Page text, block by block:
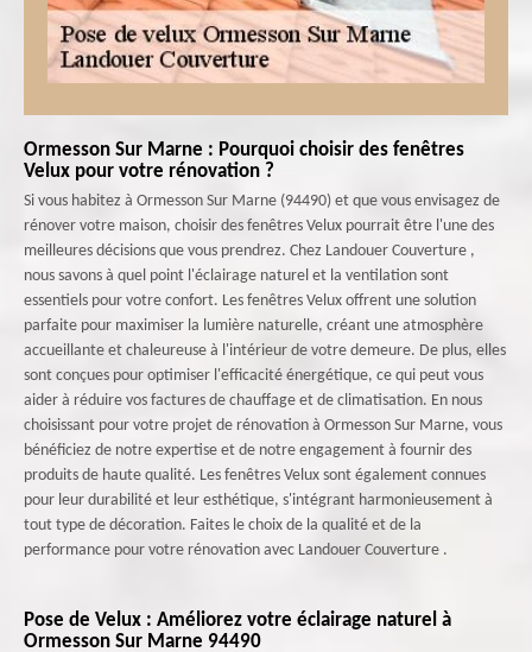
Ormesson Sur Marne : Pourquoi choisir des fenêtres
Velux pour votre rénovation ?
Si vous habitez à Ormesson Sur Marne (94490) et que vous envisagez de
rénover votre maison, choisir des fenêtres Velux pourrait être l'une des
meilleures décisions que vous prendrez. Chez Landouer Couverture ,
nous savons à quel point l'éclairage naturel et la ventilation sont
essentiels pour votre confort. Les fenêtres Velux offrent une solution
parfaite pour maximiser la lumière naturelle, créant une atmosphère
accueillante et chaleureuse à l'intérieur de votre demeure. De plus, elles
sont conçues pour optimiser l'efficacité énergétique, ce qui peut vous
aider à réduire vos factures de chauffage et de climatisation. En nous
choisissant pour votre projet de rénovation à Ormesson Sur Marne, vous
bénéficiez de notre expertise et de notre engagement à fournir des
produits de haute qualité. Les fenêtres Velux sont également connues
pour leur durabilité et leur esthétique, s'intégrant harmonieusement à
tout type de décoration. Faites le choix de la qualité et de la
performance pour votre rénovation avec Landouer Couverture .
Pose de Velux : Améliorez votre éclairage naturel à
Ormesson Sur Marne 94490